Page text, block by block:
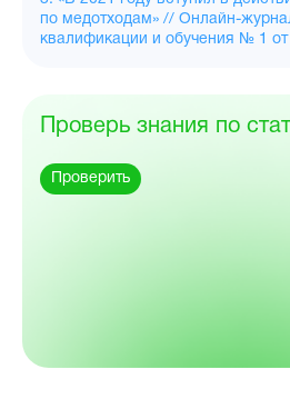
по медотходам» // Онлайн-
квалификации и обучения № 1 от
Проверь знания по
Проверить